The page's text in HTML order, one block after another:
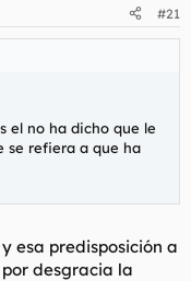
#21
el no ha dicho que le
se refiera a que ha
esa predisposición a
desgracia la